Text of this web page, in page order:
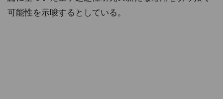
可能性を示唆するとしている。